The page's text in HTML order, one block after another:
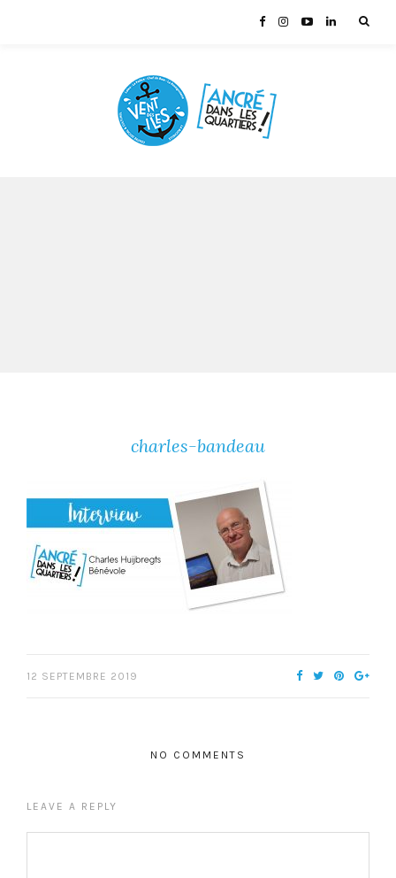
charles-bandeau
12 SEPTEMBRE 2019
NO COMMENTS
LEAVE A REPLY